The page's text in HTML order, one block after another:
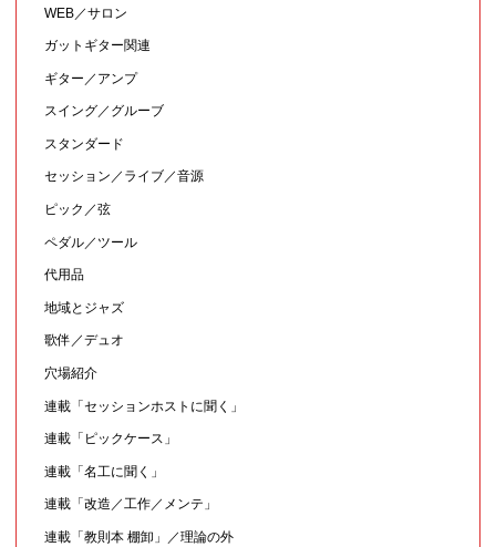
WEB／サロン
ガットギター関連
ギター／アンプ
スイング／グルーブ
スタンダード
セッション／ライブ／音源
ピック／弦
ペダル／ツール
代用品
地域とジャズ
歌伴／デュオ
穴場紹介
連載「セッションホストに聞く」
連載「ピックケース」
連載「名工に聞く」
連載「改造／工作／メンテ」
連載「教則本 棚卸」／理論の外